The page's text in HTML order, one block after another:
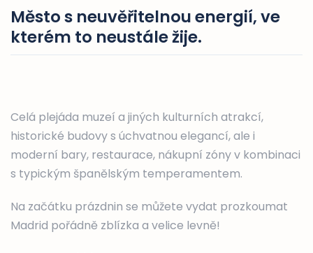
Město s neuvěřitelnou energií, ve
kterém to neustále žije.
Celá plejáda muzeí a jiných kulturních atrakcí,
historické budovy s úchvatnou elegancí, ale i
moderní bary, restaurace, nákupní zóny v kombinaci
s typickým španělským temperamentem.
Na začátku prázdnin se můžete vydat prozkoumat
Madrid pořádně zblízka a velice levně!